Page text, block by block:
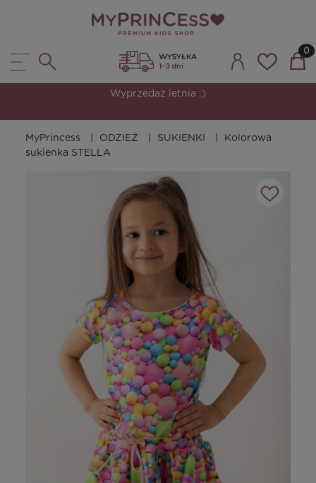
Wyprzedaż letnia :)
MyPrincess ODZIEŻ SUKIENKI
Kolorowa
sukienka STELLA